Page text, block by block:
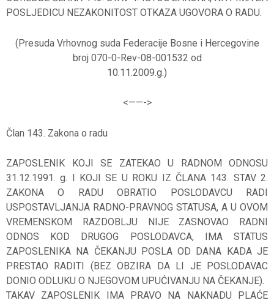
POSLJEDICU NEZAKONITOST OTKAZA UGOVORA O RADU.
(Presuda Vrhovnog suda Federacije Bosne i Hercegovine
broj 070-0-Rev-08-001532 od
10.11.2009.g.)
<——->
Član 143. Zakona o radu
ZAPOSLENIK KOJI SE ZATEKAO U RADNOM ODNOSU
31.12.1991. g. I KOJI SE U ROKU IZ ČLANA 143. STAV 2.
ZAKONA O RADU OBRATIO POSLODAVCU RADI
USPOSTAVLJANJA RADNO-PRAVNOG STATUSA, A U OVOM
VREMENSKOM RAZDOBLJU NIJE ZASNOVAO RADNI
ODNOS KOD DRUGOG POSLODAVCA, IMA STATUS
ZAPOSLENIKA NA ČEKANJU POSLA OD DANA KADA JE
PRESTAO RADITI (BEZ OBZIRA DA LI JE POSLODAVAC
DONIO ODLUKU O NJEGOVOM UPUĆIVANJU NA ČEKANJE).
TAKAV ZAPOSLENIK IMA PRAVO NA NAKNADU PLAĆE